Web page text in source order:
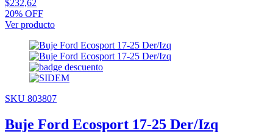
$232,62
20% OFF
Ver producto
SKU 803807
Buje Ford Ecosport 17-25 Der/Izq